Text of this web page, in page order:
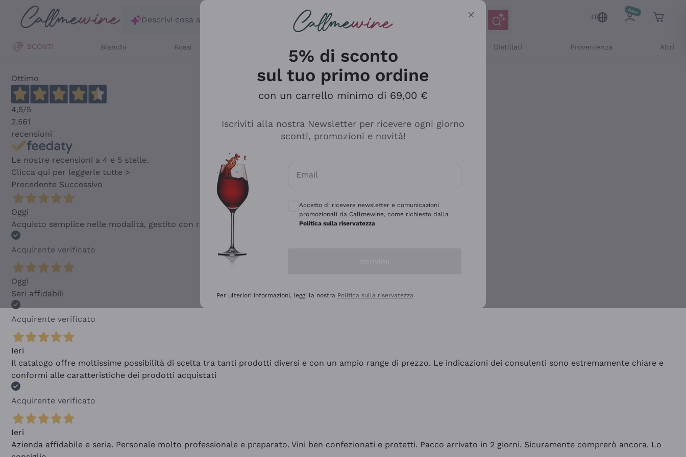
Salta al contenuto principale
Descrivi cosa stai cercando
IT
SCONTI Bianchi Rossi Distillati Provenienza Altri
Ottimo
4,5/5
2.561
recensioni
Le nostre recensioni a 4 e 5 stelle.
Clicca qui per leggerle tutte >
Precedente Successivo
Oggi
Acquisto semplice nelle modalità, gestito con rapidità e professionalità
Acquirente verificato
Oggi
Seri affidabili
Acquirente verificato
Ieri
Il catalogo offre moltissime possibilità di scelta tra tanti prodotti diversi e con un ampio range di prezzo. Le indicazioni dei consulenti sono estremamente chiare e
conformi alle caratteristiche dei prodotti acquistati
Acquirente verificato
Ieri
Azienda affidabile e seria. Personale molto professionale e preparato. Vini ben confezionati e protetti. Pacco arrivato in 2 giorni. Sicuramente comprerò ancora. Lo
5% di sconto
sul tuo primo ordine
con un carrello minimo di 69,00 €
Iscriviti alla nostra Newsletter per ricevere ogni giorno
sconti, promozioni e novità!
Email
Accetto di ricevere newsletter e comunicazioni
promozionali da Callmewine, come richiesto dalla
Politica sulla riservatezza
Per ulteriori informazioni, leggi la nostra Politica sulla riservatezza